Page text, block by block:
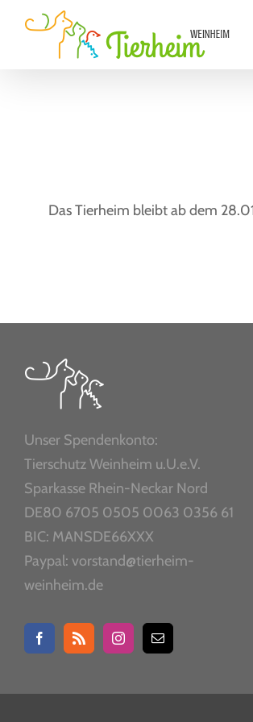
Inhalt
Das Tierheim bleibt ab dem
Unser Spendenkonto:
Tierschutz Weinheim u.U.e.V.
Sparkasse Rhein-Neckar Nord
DE80 6705 0505 0063 0356 61
BIC: MANSDE66XXX
Paypal: vorstand@tierheim-
weinheim.de